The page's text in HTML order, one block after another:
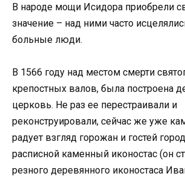
В народе мощи Исидора приобрели
значение – над ними часто
больные люди.
В 1566 году над местом смерти
крепостных валов, была построена
церковь. Не раз ее перестраивали и
реконструировали, сейчас же уже
радует взгляд горожан и гостей
расписной каменный иконостас (он
резного деревянного иконостаса